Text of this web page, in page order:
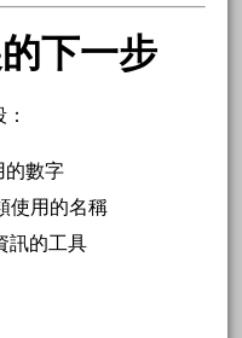
下一步
數字
用的名稱
的工具